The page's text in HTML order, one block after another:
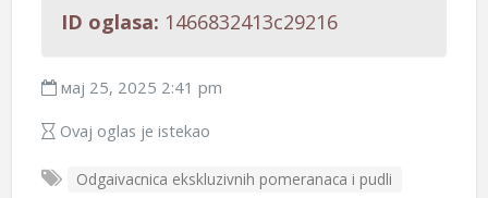
ID oglasa: 1466832413c29216
мај 25, 2025 2:41 pm
Ovaj oglas je istekao
Odgaivacnica ekskluzivnih pomeranaca i pudli